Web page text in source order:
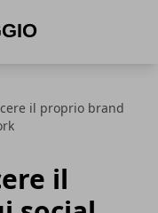
il proprio brand
il